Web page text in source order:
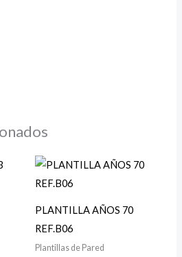
PLANTILLA AÑOS 70
REF.B06
Plantillas de Pared